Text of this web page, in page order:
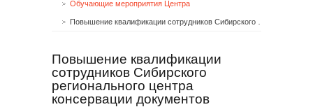
Обучающие мероприятия Центра
Повышение квалификации
сотрудников Сибирского
регионального центра
консервации документов